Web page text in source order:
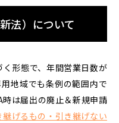
法）について
形態で、年間営業日数が
地域でも条例の範囲内で
は届出の廃止＆新規申請
げるもの・引き継げない